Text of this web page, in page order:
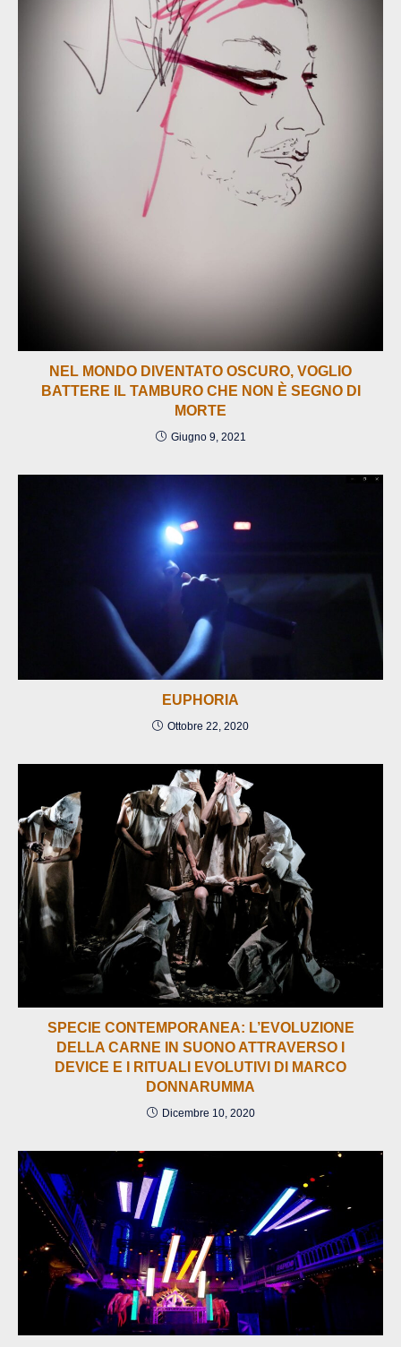
NEL MONDO DIVENTATO OSCURO, VOGLIO
BATTERE IL TAMBURO CHE NON È SEGNO DI
MORTE
Giugno 9, 2021
EUPHORIA
Ottobre 22, 2020
SPECIE CONTEMPORANEA: L’EVOLUZIONE
DELLA CARNE IN SUONO ATTRAVERSO I
DEVICE E I RITUALI EVOLUTIVI DI MARCO
DONNARUMMA
Dicembre 10, 2020